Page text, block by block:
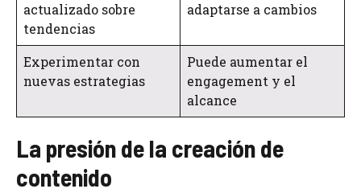
actualizado sobre
tendencias
adaptarse a cambios
Experimentar con
nuevas estrategias
Puede aumentar el
engagement y el
alcance
La presión de la creación de
contenido